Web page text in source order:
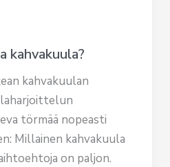
kahvakuula?
kahvakuulan
törmää nopeasti
Millainen kahvakuula
on paljon.